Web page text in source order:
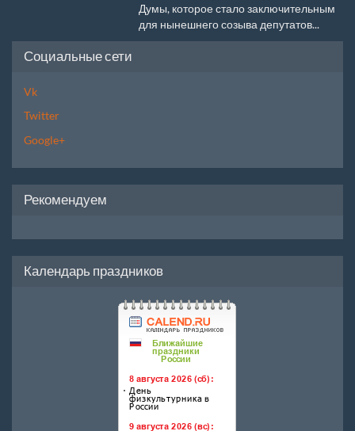
Думы, которое стало заключительным
для нынешнего созыва депутатов...
Социальные сети
Vk
Twitter
Google+
Рекомендуем
Календарь праздников